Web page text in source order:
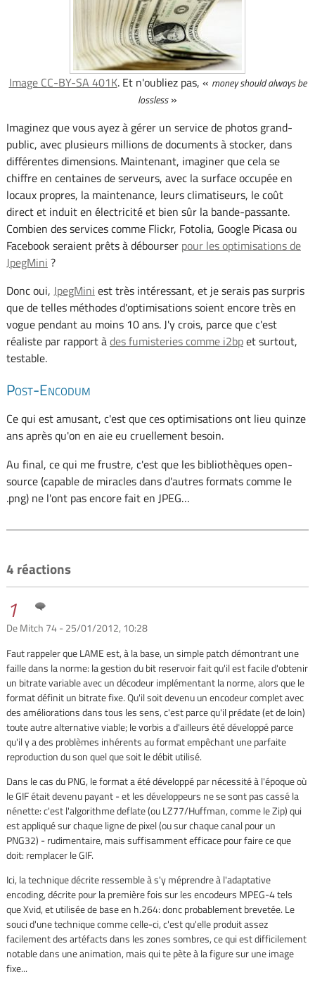
Image CC-BY-SA 401K. Et n'oubliez pas, « money should always be
lossless»
Imaginez que vous ayez à gérer un service de photos grand-
public, avec plusieurs millions de documents à stocker, dans
différentes dimensions. Maintenant, imaginer que cela se
chiffre en centaines de serveurs, avec la surface occupée en
locaux propres, la maintenance, leurs climatiseurs, le coût
direct et induit en électricité et bien sûr la bande-passante.
Combien des services comme Flickr, Fotolia, Google Picasa ou
Facebook seraient prêts à débourser pour les optimisations de
JpegMini ?
Donc oui, JpegMini est très intéressant, et je serais pas surpris
que de telles méthodes d'optimisations soient encore très en
vogue pendant au moins 10 ans. J'y crois, parce que c'est
réaliste par rapport àdes fumisteries comme i2bpet surtout,
testable.
Post-Encodum
Ce qui est amusant, c'est que ces optimisations ont lieu quinze
ans après qu'on en aie eu cruellement besoin.
Au final, ce qui me frustre, c'est que les bibliothèques open-
source (capable de miracles dans d'autres formats comme le
.png) ne l'ont pas encore fait en JPEG…
4 réactions
1
De Mitch 74 - 25/01/2012, 10:28
Faut rappeler que LAME est, à la base, un simple patch démontrant une
faille dans la norme: la gestion du bit reservoir fait qu'il est facile d'obtenir
un bitrate variable avec un décodeur implémentant la norme, alors que le
format définit un bitrate fixe. Qu'il soit devenu un encodeur complet avec
des améliorations dans tous les sens, c'est parce qu'il prédate (et de loin)
toute autre alternative viable; le vorbis a d'ailleurs été développé parce
qu'il y a des problèmes inhérents au format empêchant une parfaite
reproduction du son quel que soit le débit utilisé.
Dans le cas du PNG, le format a été développé par nécessité à l'époque où
le GIF était devenu payant - et les développeurs ne se sont pas cassé la
nénette: c'est l'algorithme deflate (ou LZ77/Huffman, comme le Zip) qui
est appliqué sur chaque ligne de pixel (ou sur chaque canal pour un
PNG32) - rudimentaire, mais suffisamment efficace pour faire ce que
doit: remplacer le GIF.
Ici, la technique décrite ressemble à s'y méprendre à l'adaptative
encoding, décrite pour la première fois sur les encodeurs MPEG-4 tels
que Xvid, et utilisée de base en h.264: donc probablement brevetée. Le
souci d'une technique comme celle-ci, c'est qu'elle produit assez
facilement des artéfacts dans les zones sombres, ce qui est difficilement
notable dans une animation, mais qui te pète à la figure sur une image
fixe...